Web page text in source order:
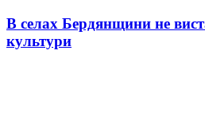
В селах Бердянщини не
культури